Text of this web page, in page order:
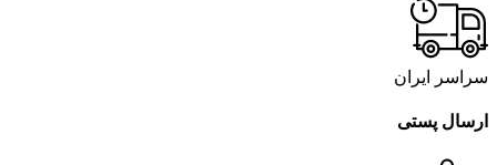
سراسر ایران
ارسال پستی